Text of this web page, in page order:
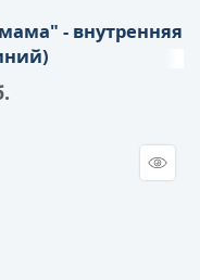
- внутренняя